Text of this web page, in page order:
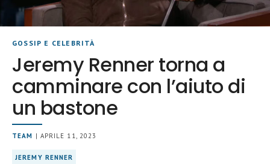
GOSSIP E CELEBRITÀ
Jeremy Renner torna a
camminare con l’aiuto di
un bastone
TEAM | APRILE 11, 2023
JEREMY RENNER